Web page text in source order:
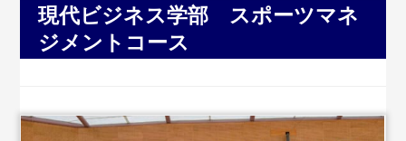
現代ビジネス学部 スポーツマネ
ジメントコース